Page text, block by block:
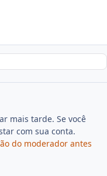
mais tarde. Se você
com sua conta.
do moderador antes